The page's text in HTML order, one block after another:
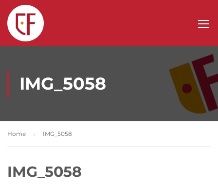
IMG_5058
Home IMG_5058
IMG_5058